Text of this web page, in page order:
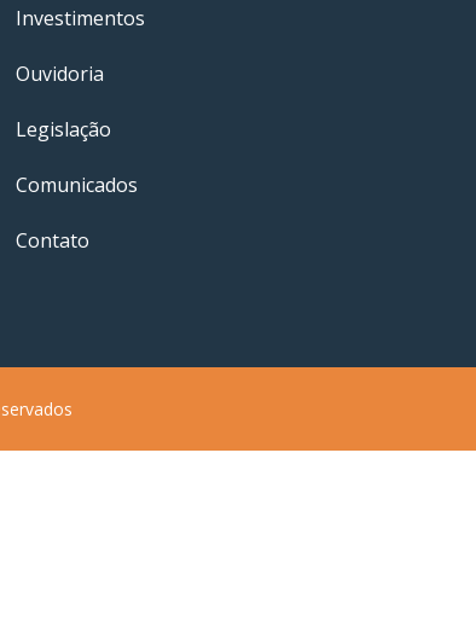
Investimentos
Ouvidoria
Legislação
Comunicados
Contato